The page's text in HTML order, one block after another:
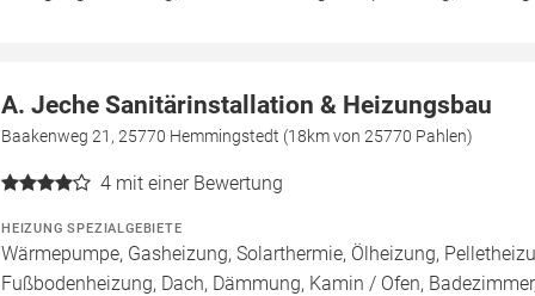
A. Jeche Sanitärinstallation & Heizungsbau
Baakenweg 21, 25770 Hemmingstedt (18km von 25770 Pahlen)
4 mit einer Bewertung
HEIZUNG SPEZIALGEBIETE
Wärmepumpe, Gasheizung, Solarthermie, Ölheizung,
Fußbodenheizung, Dach, Dämmung, Kamin / Ofen,